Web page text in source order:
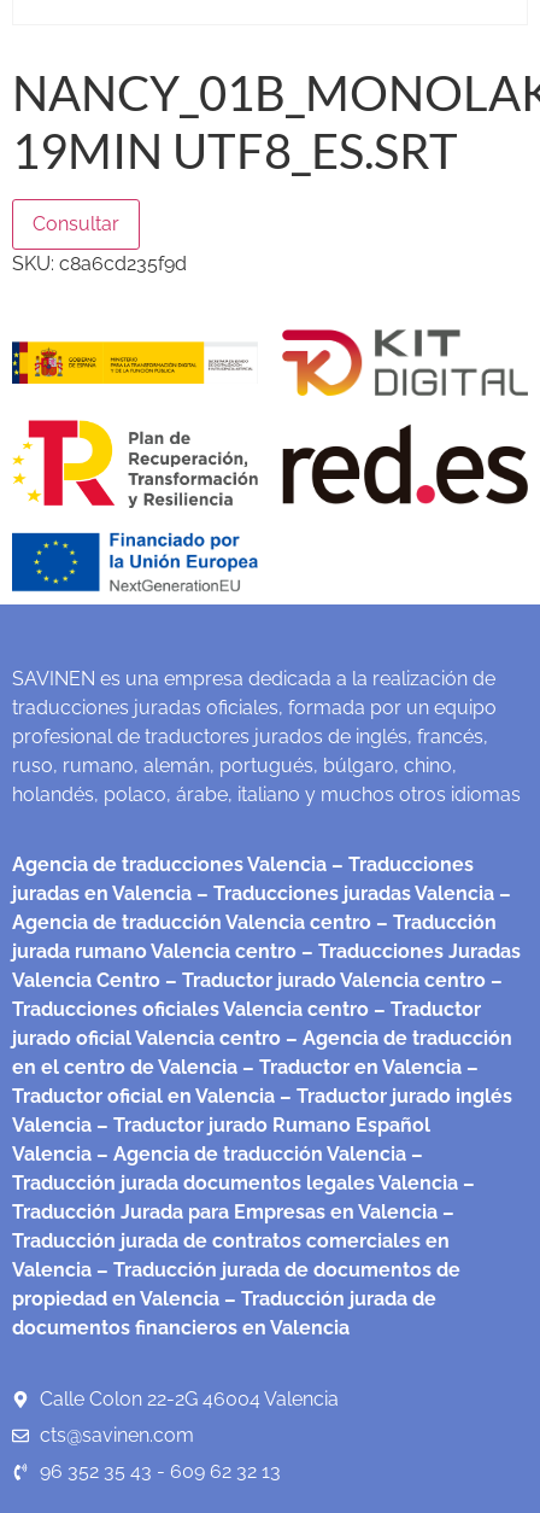
19MIN UTF8_ES.SRT
Consultar
SKU: c8a6cd235f9d
SAVINEN es una empresa dedicada a la realización de
traducciones juradas oficiales, formada por un equipo
profesional de traductores jurados de inglés, francés,
ruso, rumano, alemán, portugués, búlgaro, chino,
holandés, polaco, árabe, italiano y muchos otros idiomas
Agencia de traducciones Valencia – Traducciones
juradas en Valencia – Traducciones juradas Valencia –
Agencia de traducción Valencia centro – Traducción
jurada rumano Valencia centro – Traducciones Juradas
Valencia Centro – Traductor jurado Valencia centro –
Traducciones oficiales Valencia centro – Traductor
jurado oficial Valencia centro – Agencia de traducción
en el centro de Valencia – Traductor en Valencia –
Traductor oficial en Valencia – Traductor jurado inglés
Valencia – Traductor jurado Rumano Español
Valencia – Agencia de traducción Valencia –
Traducción jurada documentos legales Valencia –
Traducción Jurada para Empresas en Valencia –
Traducción jurada de contratos comerciales en
Valencia – Traducción jurada de documentos de
propiedad en Valencia – Traducción jurada de
documentos financieros en Valencia
Calle Colon 22-2G 46004 Valencia
cts@savinen.com
96 352 35 43 - 609 62 32 13